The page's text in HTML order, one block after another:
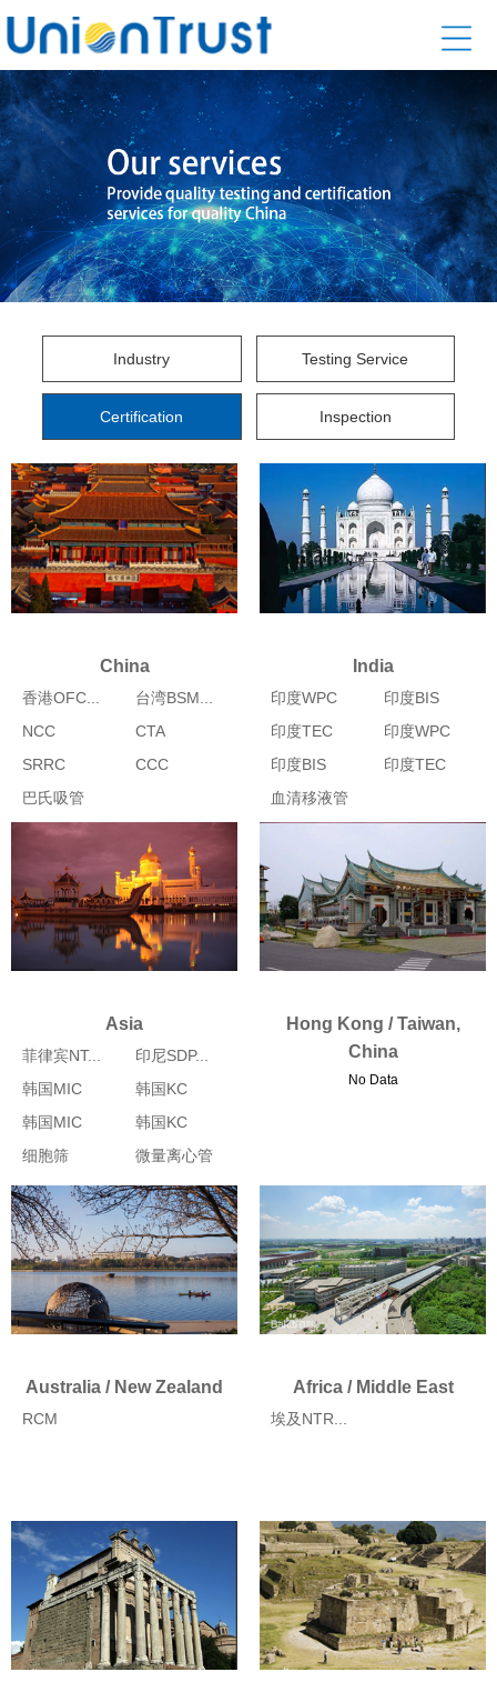
Industry Testing Service
Certification Inspection
China
香港OFC...
台湾BSM...
NCC
CTA
SRRC
CCC
巴氏吸管
India
印度WPC
印度BIS
印度TEC
印度WPC
印度BIS
印度TEC
血清移液管
Asia
菲律宾NT...
印尼SDP...
韩国MIC
韩国KC
韩国MIC
韩国KC
细胞筛
微量离心管
Hong Kong / Taiwan,
China
No Data
Australia / New Zealand
RCM
Africa / Middle East
埃及NTR...